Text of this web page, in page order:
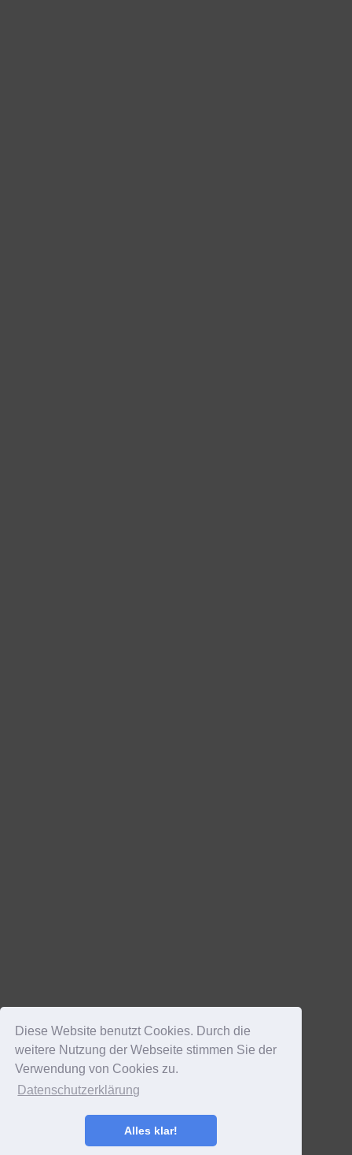
Diese Website benutzt Cookies. Durch die
weitere Nutzung der Webseite stimmen Sie der
Verwendung von Cookies zu.
Datenschutzerklärung
Alles klar!